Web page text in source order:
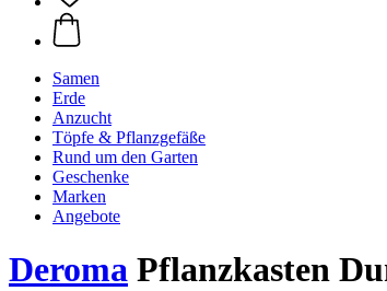
Samen
Erde
Anzucht
Töpfe & Pflanzgefäße
Rund um den Garten
Geschenke
Marken
Angebote
Deroma Pflanzkasten